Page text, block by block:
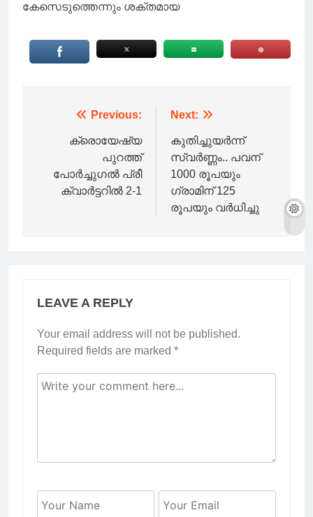
കേസെടുത്തെന്നും ശക്തമായ
navigation
Previous:
ക്രൊയേഷ്യ
പുറത്ത്
പോർച്ചുഗൽ പ്രീ
ക്വാർട്ടറിൽ 2-1
Next:
കുതിച്ചുയർന്ന്
സ്വർണ്ണം.. പവന്
1000 രൂപയും
ഗ്രാമിന് 125
രൂപയും വർധിച്ചു
LEAVE A REPLY
Your email address will not be published.
Required fields are marked *